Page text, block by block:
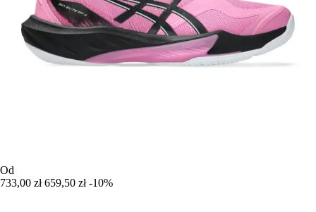
Od
733,00 zł 659,50 zł -10%